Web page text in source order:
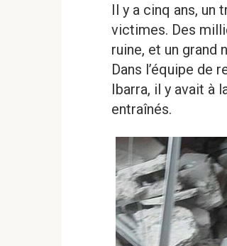
Il y a cinq ans, un
victimes. Des
ruine, et un grand
Dans l’équipe de
Ibarra, il y avait à
entraînés.